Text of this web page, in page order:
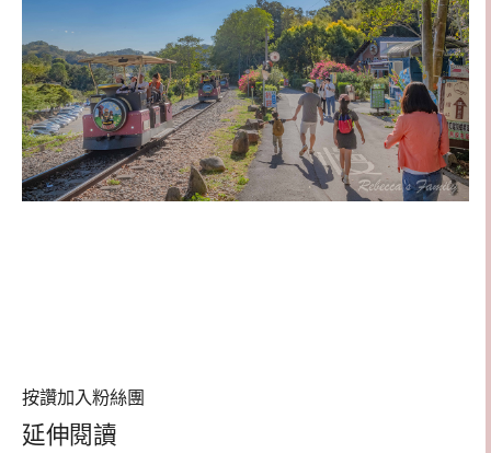
按讚加入粉絲團
延伸閱讀